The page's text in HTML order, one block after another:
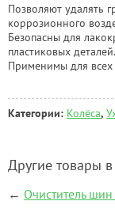
Позволяют удалять
коррозионного
Безопасны для
пластиковых деталей.
Применимы для всех
Категории: Колёса,
Другие товары
← Очиститель